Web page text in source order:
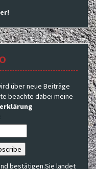
über neue Beiträge
beachte dabei meine
bestätigen.Sie landet